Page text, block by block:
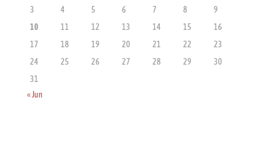
3
4 5 6 7 8
9
10
11 12 13 14 15
16
17
18 19 20 21 22
23
24
25 26 27 28 29
30
31
« Jun